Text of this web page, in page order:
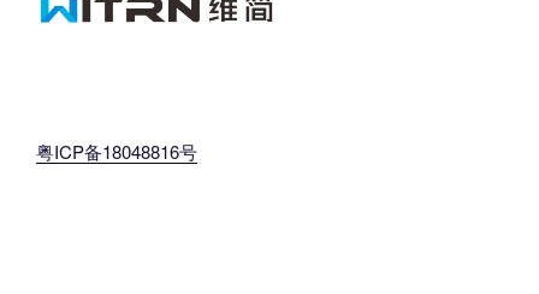
粤ICP备18048816号